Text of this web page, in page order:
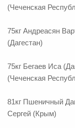
(Чеченская
75кг Андреасян
(Дагестан)
75кг Бегаев Иса
(Чеченская
81кг Пшеничный
Сергей (Крым)